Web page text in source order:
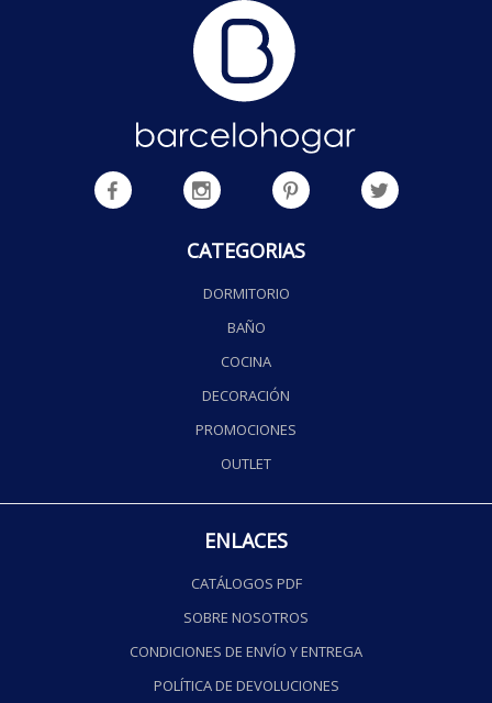
CATEGORIAS
DORMITORIO
BAÑO
COCINA
DECORACIÓN
PROMOCIONES
OUTLET
ENLACES
CATÁLOGOS PDF
SOBRE NOSOTROS
CONDICIONES DE ENVÍO Y ENTREGA
POLÍTICA DE DEVOLUCIONES